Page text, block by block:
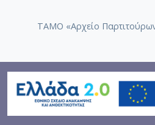
ΤΑΜΟ «Αρχείο